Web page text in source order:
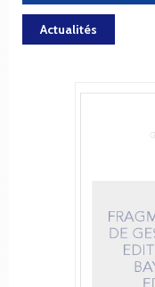
Actualités